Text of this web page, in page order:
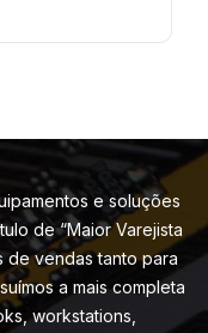
e soluções
de “Maior Varejista
de vendas tanto para
a mais completa
workstations,